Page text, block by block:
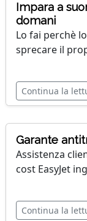
Impara a
domani
Lo fai perchè
sprecare il
Continua la
Garante
Assistenza
cost EasyJet
Continua la